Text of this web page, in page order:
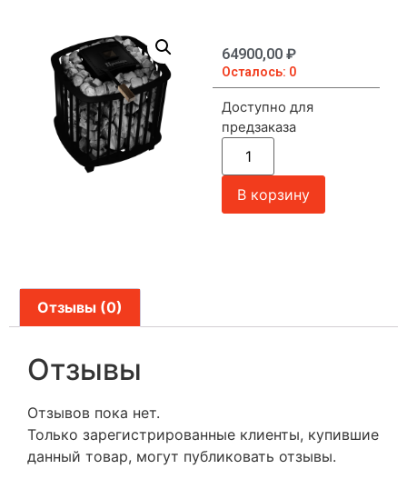
64900,00 ₽
Осталось: 0
Доступно для
предзаказа
В корзину
Отзывы (0)
Отзывы
Отзывов пока нет.
Только зарегистрированные клиенты, купившие
данный товар, могут публиковать отзывы.